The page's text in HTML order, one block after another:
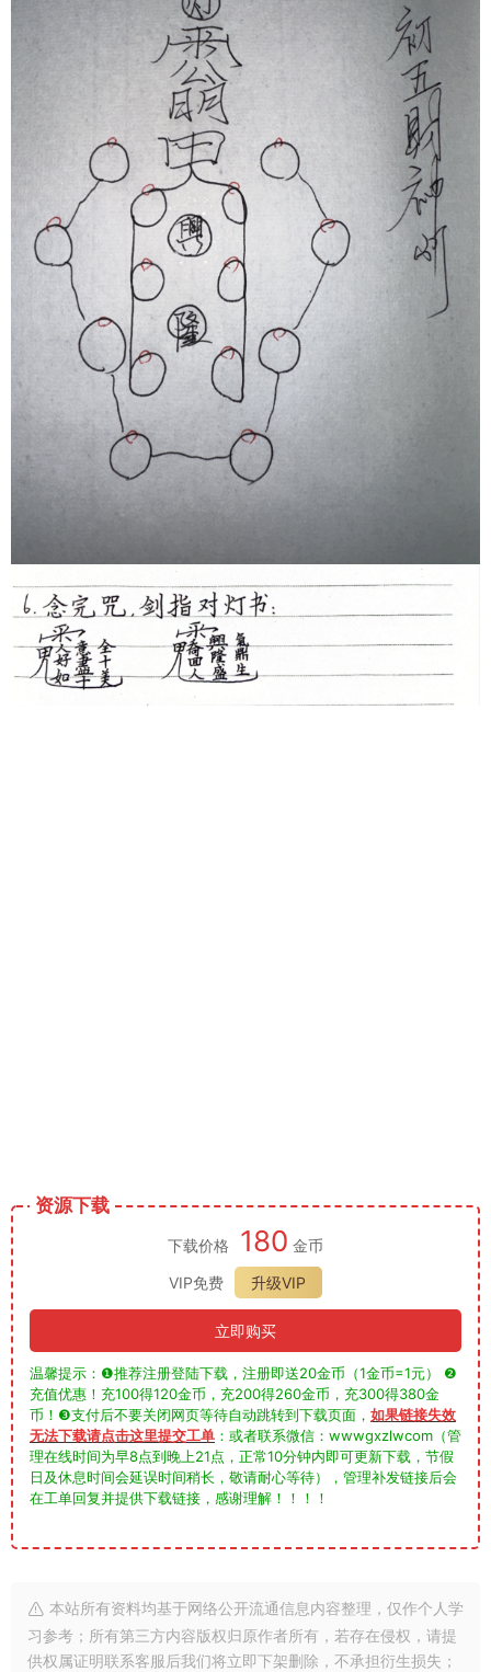
资源下载
下载价格 180 金币
VIP免费
升级VIP
立即购买
温馨提示：❶推荐注册登陆下载，注册即送20金币（1金币=1元） ❷
充值优惠！充100得120金币，充200得260金币，充300得380金
币！❸支付后不要关闭网页等待自动跳转到下载页面， 如果链接失效
无法下载请点击这里提交工单 ：或者联系微信：wwwgxzlwcom（管
理在线时间为早8点到晚上21点，正常10分钟内即可更新下载，节假
日及休息时间会延误时间稍长，敬请耐心等待），管理补发链接后会
在工单回复并提供下载链接，感谢理解！！！！
本站所有资料均基于网络公开流通信息内容整理，仅作个人学
习参考；所有第三方内容版权归原作者所有，若存在侵权，请提
供权属证明联系客服后我们将立即下架删除，不承担衍生损失；